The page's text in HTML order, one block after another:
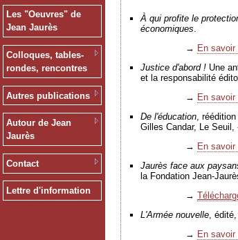
Les "Oeuvres" de
Jean Jaurès
Colloques, tables-
rondes, rencontres
Autres publications
Autour de Jean
Jaurès
Contact
Lettre d'information
À qui profite le
économiques.
→ En savoir
Justice d'abord ! Une
et la responsabilité
→ En savoir
De l'éducation,
Gilles Candar, Le
→ En savoir
Jaurès face aux
la Fondation Jean-
→
L'Armée nouvelle,
→ En savoir